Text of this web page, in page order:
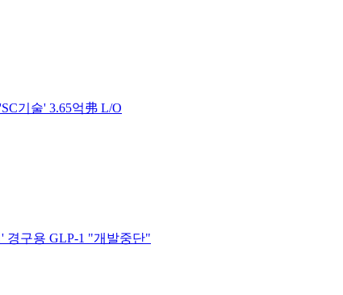
기술' 3.65억弗 L/O
경구용 GLP-1 "개발중단"